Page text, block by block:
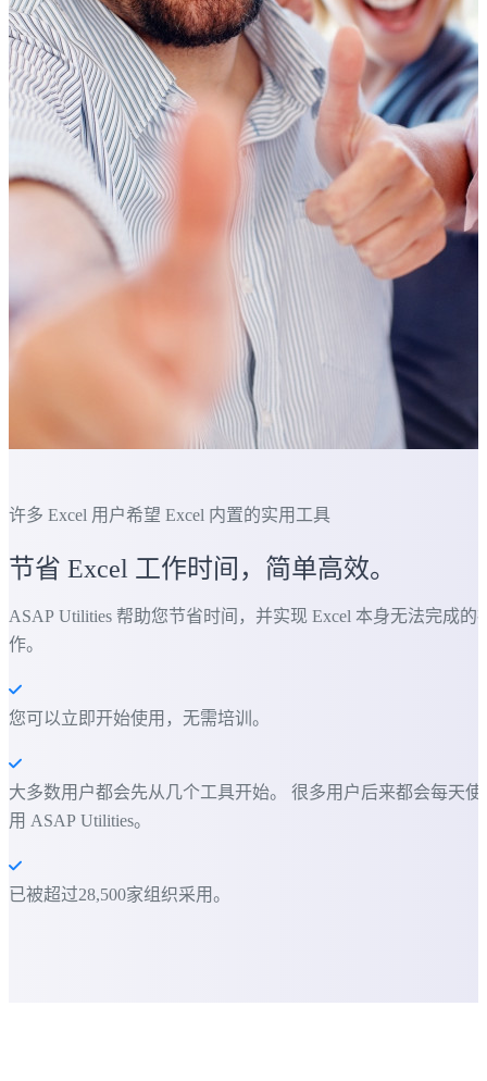
许多 Excel 用户希望 Excel 内置的实用工具
节省 Excel 工作时间，简单高效。
ASAP Utilities 帮助您节省时间，并实现 Excel 本身无法完成的
作。
您可以立即开始使用，无需培训。
大多数用户都会先从几个工具开始。 很多用户后来都会每天使
用 ASAP Utilities。
已被超过28,500家组织采用。